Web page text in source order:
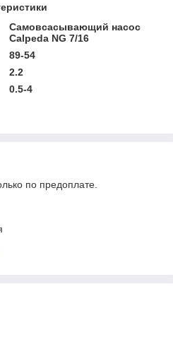
Самовсасывающий насос
Calpeda NG 7/16
89-54
2.2
0.5-4
по предоплате.